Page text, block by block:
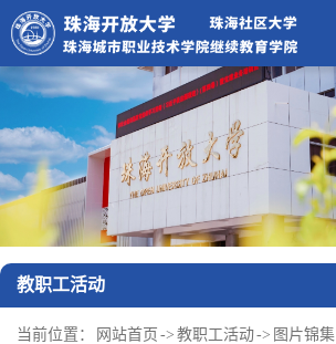
教职工活动
当前位置： 网站首页 -> 教职工活动-> 图片锦集